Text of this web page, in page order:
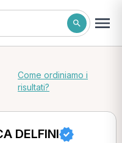
Come ordiniamo i
risultati?
DELFINI